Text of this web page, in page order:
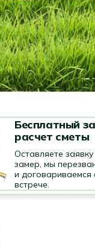
Бесплатный
расчет сметы
Оставляете
замер, мы
и договариваемся
встрече.